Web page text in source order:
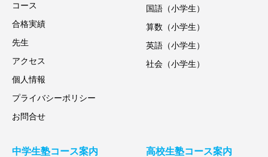
コース
合格実績
先生
アクセス
個人情報
プライバシーポリシー
お問合せ
国語（小学生）
算数（小学生）
英語（小学生）
社会（小学生）
中学生塾コース案内 高校生塾コース案内